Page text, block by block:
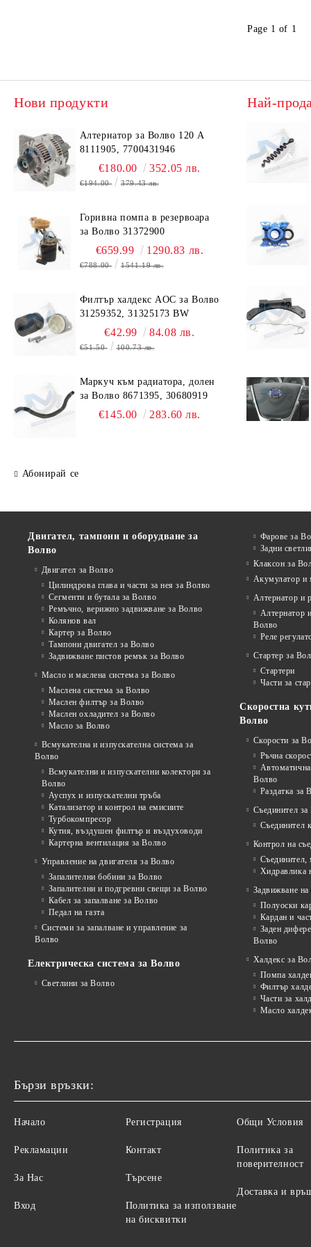
Page 1 of 1
Нови продукти
Алтернатор за Волво 120 А
8111905, 7700431946
€180.00 352.05 лв.
€194.00 379.43 лв.
Горивна помпа в резервоара
за Волво 31372900
€659.99 1290.83 лв.
€788.00 1541.19 лв.
Филтър халдекс AOC за Волво
31259352, 31325173 BW
€42.99 84.08 лв.
€51.50 100.73 лв.
Маркуч към радиатора, долен
за Волво 8671395, 30680919
€145.00 283.60 лв.
Абонирай се
Най-
Двигател, тампони и оборудване за
Волво
Двигател за Волво
Цилиндрова глава и части за нея за Волво
Сегменти и бутала за Волво
Ремъчно, верижно задвижване за Волво
Колянов вал
Картер за Волво
Тампони двигател за Волво
Задвижване пистов ремък за Волво
Масло и маслена система за Волво
Маслена система за Волво
Маслен филтър за Волво
Маслен охладител за Волво
Масло за Волво
Всмукателна и изпускателна система за
Волво
Всмукателни и изпускателни колектори за
Волво
Ауспух и изпускателни тръба
Катализатор и контрол на емисиите
Турбокомпресор
Кутия, въздушен филтър и въздуховоди
Картерна вентилация за Волво
Управление на двигателя за Волво
Запалителни бобини за Волво
Запалителни и подгревни свещи за Волво
Кабел за запалване за Волво
Педал на газта
Системи за запалване и управление за
Волво
Електрическа система за Волво
Светлини за Волво
Фарове за
Задни
Клаксон за
Акумулатор и
Алтернатор и
Алтернатор
Волво
Реле
Стартер за
Стартери
Части за
Скоростна
Волво
Скорости за
Ръчна
Волво
Раздатка за
Съединител
Съединител
Контрол на
Съединител,
Хидравлика
Задвижване на
Полуоски
Кардан и
Заден
Волво
Халдекс за
Помпа
Филтър
Части за
Масло
Бързи връзки:
Начало
Рекламации
За Нас
Вход
Регистрация
Контакт
Търсене
Политика за използване
на бисквитки
Общи Условия
Политика за
поверителност
Доставка и